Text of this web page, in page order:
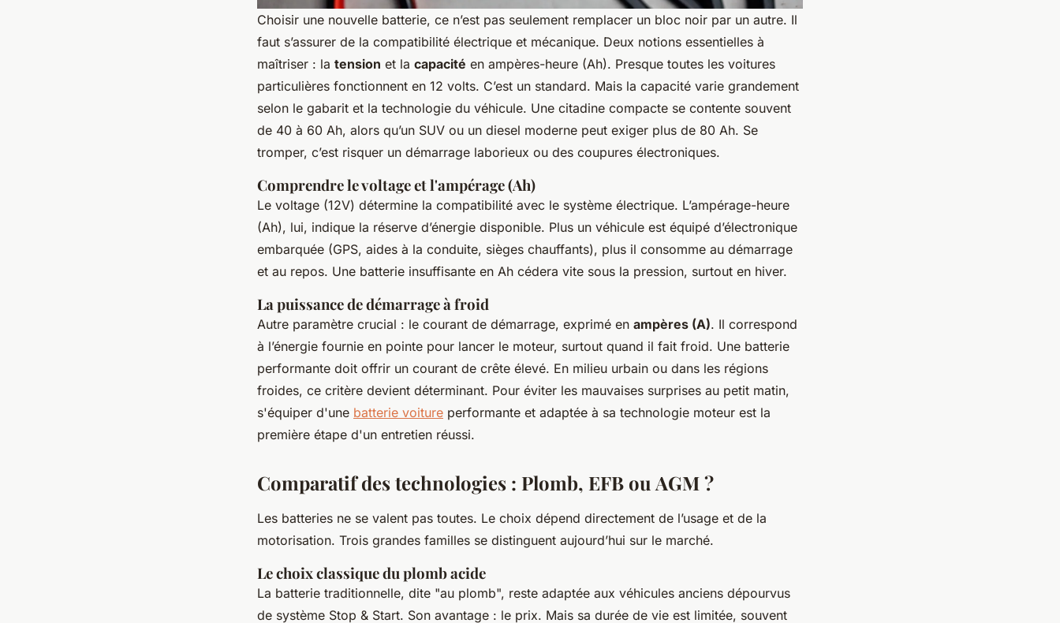
Choisir une nouvelle batterie, ce n’est pas seulement remplacer un bloc noir par un autre. Il
faut s’assurer de la compatibilité électrique et mécanique. Deux notions essentielles à
maîtriser : la tension et la capacité en ampères-heure (Ah). Presque toutes les voitures
particulières fonctionnent en 12 volts. C’est un standard. Mais la capacité varie grandement
selon le gabarit et la technologie du véhicule. Une citadine compacte se contente souvent
de 40 à 60 Ah, alors qu’un SUV ou un diesel moderne peut exiger plus de 80 Ah. Se
tromper, c’est risquer un démarrage laborieux ou des coupures électroniques.
Comprendre le voltage et l'ampérage (Ah)
Le voltage (12V) détermine la compatibilité avec le système électrique. L’ampérage-heure
(Ah), lui, indique la réserve d’énergie disponible. Plus un véhicule est équipé d’électronique
embarquée (GPS, aides à la conduite, sièges chauffants), plus il consomme au démarrage
et au repos. Une batterie insuffisante en Ah cédera vite sous la pression, surtout en hiver.
La puissance de démarrage à froid
Autre paramètre crucial : le courant de démarrage, exprimé en ampères (A). Il correspond
à l’énergie fournie en pointe pour lancer le moteur, surtout quand il fait froid. Une batterie
performante doit offrir un courant de crête élevé. En milieu urbain ou dans les régions
froides, ce critère devient déterminant. Pour éviter les mauvaises surprises au petit matin,
s'équiper d'une batterie voiture performante et adaptée à sa technologie moteur est la
première étape d'un entretien réussi.
Comparatif des technologies : Plomb, EFB ou AGM ?
Les batteries ne se valent pas toutes. Le choix dépend directement de l’usage et de la
motorisation. Trois grandes familles se distinguent aujourd’hui sur le marché.
Le choix classique du plomb acide
La batterie traditionnelle, dite "au plomb", reste adaptée aux véhicules anciens dépourvus
de système Stop & Start. Son avantage : le prix. Mais sa durée de vie est limitée, souvent